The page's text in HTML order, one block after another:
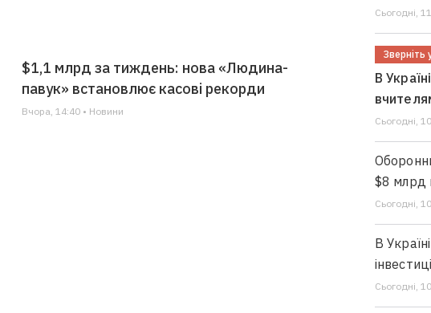
$1,1 млрд за тиждень: нова «Людина-
павук» встановлює касові рекорди
Вчора, 14:40 • Новини
Сьогодні,
Зверніть
В
Сьогодні,
$8 млрд
Сьогодні,
В
Сьогодні,